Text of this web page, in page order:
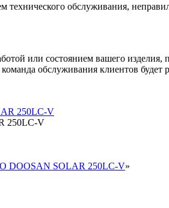
технического обслуживания,
или состоянием вашего изделия,
обслуживания клиентов
250LC-V
DOOSAN SOLAR 250LC-V»